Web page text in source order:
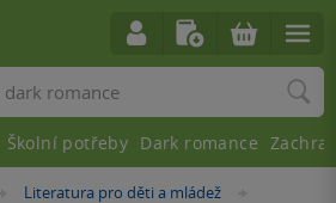
Literatura pro děti a mládež
Školní potřeby Dark romance